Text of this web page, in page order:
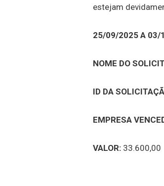
estejam
25/09/2025 A 03/
NOME DO
ID DA
EMPRESA
VALOR: 33.600,00